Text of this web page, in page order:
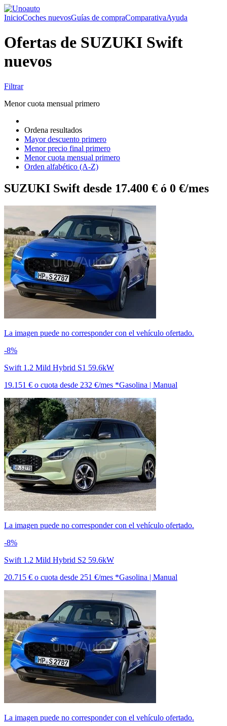
InicioCoches nuevosGuías de compraComparativaAyuda
Ofertas de SUZUKI Swift
nuevos
Filtrar
Menor cuota mensual primero
Ordena resultados
Mayor descuento primero
Menor precio final primero
Menor cuota mensual primero
Orden alfabético (A-Z)
SUZUKI Swift desde 17.400 € ó 0 €/mes
La imagen puede no corresponder con el vehículo ofertado.
-8%
Swift 1.2 Mild Hybrid S1 59.6kW
19.151 € o cuota desde 232 €/mes *Gasolina | Manual
La imagen puede no corresponder con el vehículo ofertado.
-8%
Swift 1.2 Mild Hybrid S2 59.6kW
20.715 € o cuota desde 251 €/mes *Gasolina | Manual
La imagen puede no corresponder con el vehículo ofertado.